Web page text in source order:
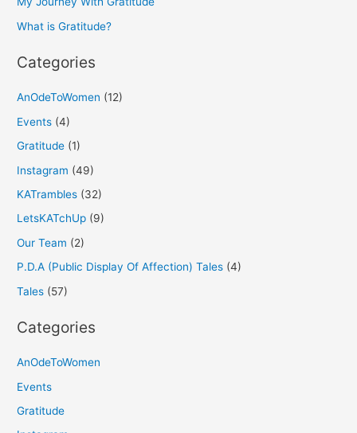
What is Gratitude?
Categories
AnOdeToWomen (12)
Events (4)
Gratitude (1)
Instagram (49)
KATrambles (32)
LetsKATchUp (9)
Our Team (2)
P.D.A (Public Display Of Affection) Tales (4)
Tales (57)
Categories
AnOdeToWomen
Events
Gratitude